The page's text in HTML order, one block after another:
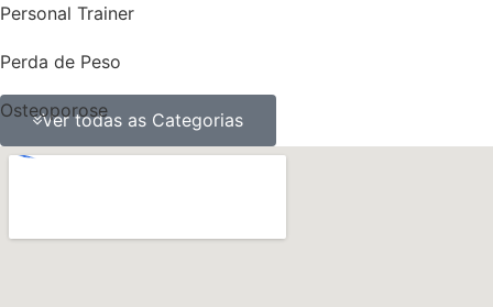
Personal Trainer
Perda de Peso
Osteoporose
ossos
Ver todas as Categorias